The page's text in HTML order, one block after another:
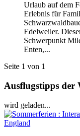
Urlaub auf dem
Erlebnis für
Edelweiler.
Schwerpunkt
Enten,...
Seite 1 von 1
Ausflugstipps der
wird geladen...